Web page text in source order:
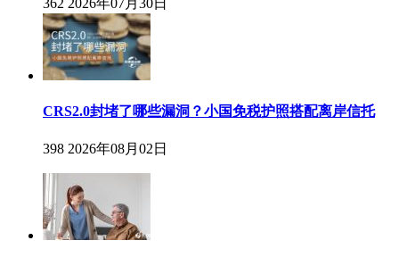
CRS2.0封堵了哪些漏洞？小国免税护照搭配离岸信托
398 2026年08月02日